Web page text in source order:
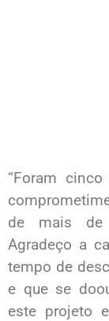
“Foram
de mais de
Agradeço a
tempo de
e que se
este projeto